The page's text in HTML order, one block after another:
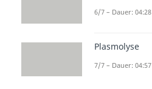
6/7 – Dauer: 04:28
Plasmolyse
7/7 – Dauer: 04:57